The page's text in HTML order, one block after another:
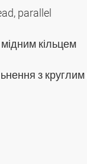
parallel
кільцем
з круглим